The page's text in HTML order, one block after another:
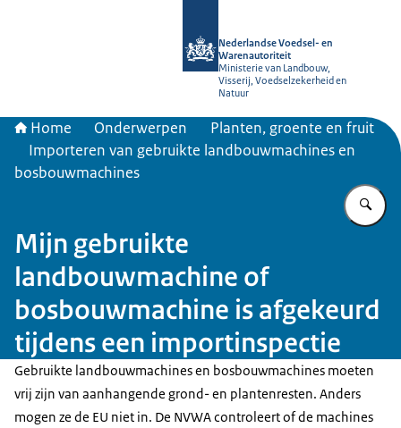
Nederlandse Voedsel- en
Warenautoriteit
Ministerie van Landbouw,
Visserij, Voedselzekerheid en
Natuur
Home Onderwerpen
Planten, groente en fruit
Importeren van gebruikte landbouwmachines en
bosbouwmachines
Mijn gebruikte
landbouwmachine of
bosbouwmachine is afgekeurd
tijdens een importinspectie
Gebruikte landbouwmachines en bosbouwmachines moeten
vrij zijn van aanhangende grond- en plantenresten. Anders
mogen ze de EU niet in. De NVWA controleert of de machines